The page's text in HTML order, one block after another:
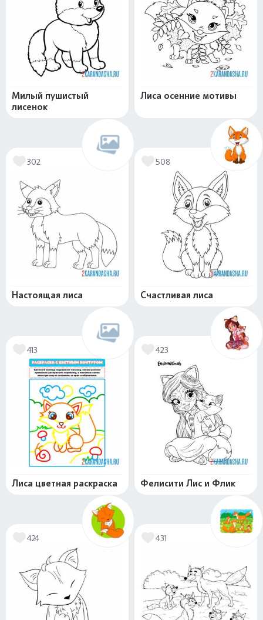
Милый пушистый
лисенок
Лиса осенние мотивы
302
Настоящая лиса
508
Счастливая лиса
413
Лиса цветная раскраска
423
Фелисити Лис и Флик
424 431